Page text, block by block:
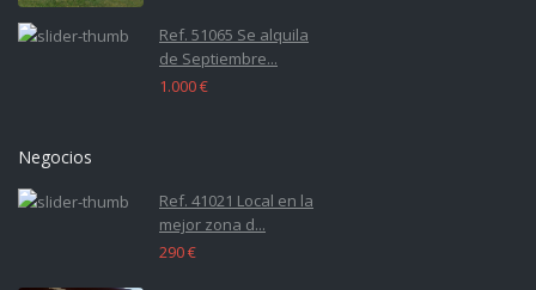
Ref. 51065 Se alquila
de Septiembre...
1.000 €
Negocios
Ref. 41021 Local en la
mejor zona d...
290 €